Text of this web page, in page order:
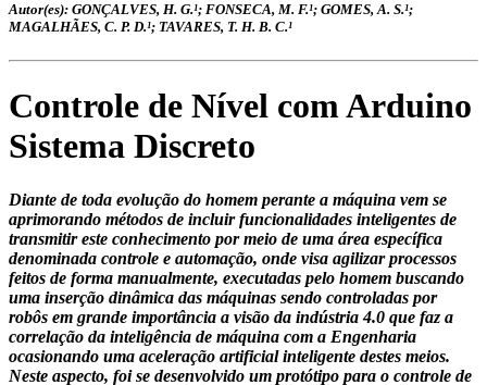
Autor(es): GONÇALVES, H. G.¹; FONSECA, M. F.¹; GOMES, A. S.¹;
MAGALHÃES, C. P. D.¹; TAVARES, T. H. B. C.¹
Controle de Nível com Arduino
Sistema Discreto
Diante de toda evolução do homem perante a máquina vem se
aprimorando métodos de incluir funcionalidades inteligentes de
transmitir este conhecimento por meio de uma área específica
denominada controle e automação, onde visa agilizar processos
feitos de forma manualmente, executadas pelo homem buscando
uma inserção dinâmica das máquinas sendo controladas por
robôs em grande importância a visão da indústria 4.0 que faz a
correlação da inteligência de máquina com a Engenharia
ocasionando uma aceleração artificial inteligente destes meios.
Neste aspecto, foi se desenvolvido um protótipo para o controle de